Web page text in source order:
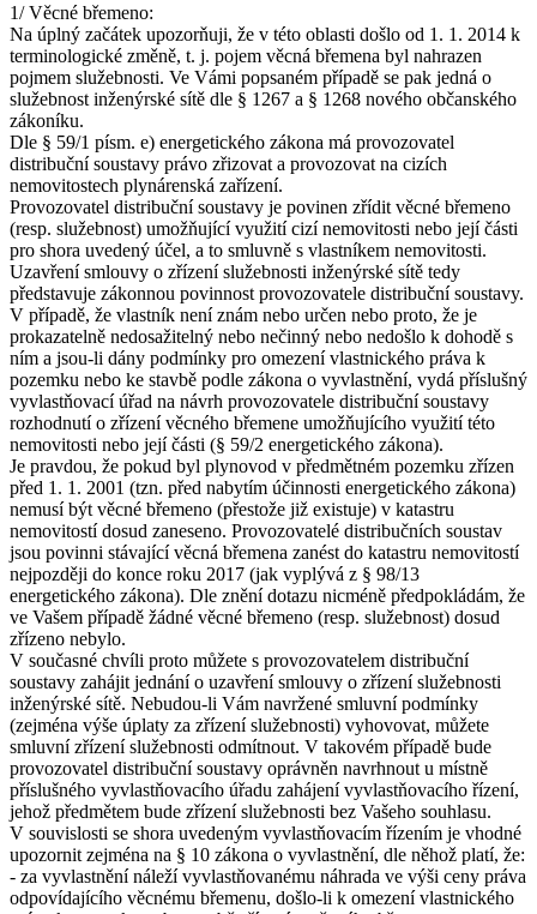
1/ Věcné břemeno:
Na úplný začátek upozorňuji, že v této oblasti došlo od 1. 1. 2014 k
terminologické změně, t. j. pojem věcná břemena byl nahrazen
pojmem služebnosti. Ve Vámi popsaném případě se pak jedná o
služebnost inženýrské sítě dle § 1267 a § 1268 nového občanského
zákoníku.
Dle § 59/1 písm. e) energetického zákona má provozovatel
distribuční soustavy právo zřizovat a provozovat na cizích
nemovitostech plynárenská zařízení.
Provozovatel distribuční soustavy je povinen zřídit věcné břemeno
(resp. služebnost) umožňující využití cizí nemovitosti nebo její části
pro shora uvedený účel, a to smluvně s vlastníkem nemovitosti.
Uzavření smlouvy o zřízení služebnosti inženýrské sítě tedy
představuje zákonnou povinnost provozovatele distribuční soustavy.
V případě, že vlastník není znám nebo určen nebo proto, že je
prokazatelně nedosažitelný nebo nečinný nebo nedošlo k dohodě s
ním a jsou-li dány podmínky pro omezení vlastnického práva k
pozemku nebo ke stavbě podle zákona o vyvlastnění, vydá příslušný
vyvlastňovací úřad na návrh provozovatele distribuční soustavy
rozhodnutí o zřízení věcného břemene umožňujícího využití této
nemovitosti nebo její části (§ 59/2 energetického zákona).
Je pravdou, že pokud byl plynovod v předmětném pozemku zřízen
před 1. 1. 2001 (tzn. před nabytím účinnosti energetického zákona)
nemusí být věcné břemeno (přestože již existuje) v katastru
nemovitostí dosud zaneseno. Provozovatelé distribučních soustav
jsou povinni stávající věcná břemena zanést do katastru nemovitostí
nejpozději do konce roku 2017 (jak vyplývá z § 98/13
energetického zákona). Dle znění dotazu nicméně předpokládám, že
ve Vašem případě žádné věcné břemeno (resp. služebnost) dosud
zřízeno nebylo.
V současné chvíli proto můžete s provozovatelem distribuční
soustavy zahájit jednání o uzavření smlouvy o zřízení služebnosti
inženýrské sítě. Nebudou-li Vám navržené smluvní podmínky
(zejména výše úplaty za zřízení služebnosti) vyhovovat, můžete
smluvní zřízení služebnosti odmítnout. V takovém případě bude
provozovatel distribuční soustavy oprávněn navrhnout u místně
příslušného vyvlastňovacího úřadu zahájení vyvlastňovacího řízení,
jehož předmětem bude zřízení služebnosti bez Vašeho souhlasu.
V souvislosti se shora uvedeným vyvlastňovacím řízením je vhodné
upozornit zejména na § 10 zákona o vyvlastnění, dle něhož platí, že:
- za vyvlastnění náleží vyvlastňovanému náhrada ve výši ceny práva
odpovídajícího věcnému břemenu, došlo-li k omezení vlastnického